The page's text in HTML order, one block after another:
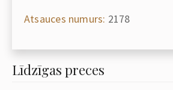
Atsauces numurs: 2178
Līdzīgas preces